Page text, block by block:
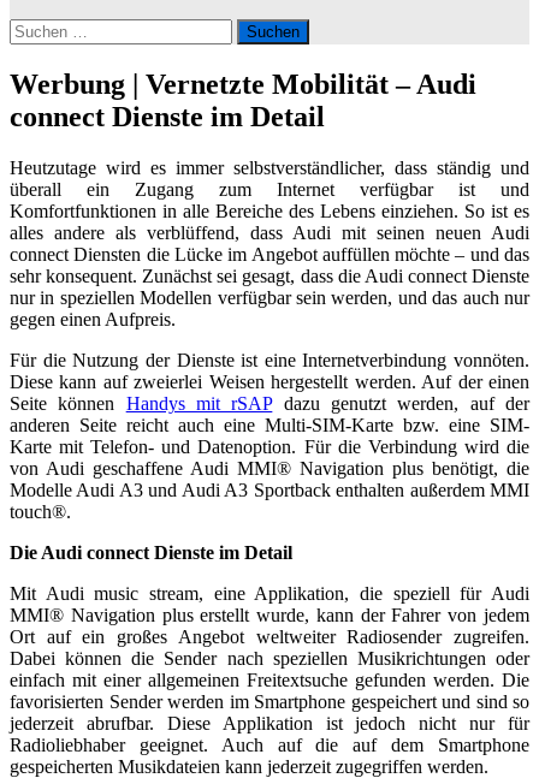
Suchen
nach:
Werbung | Vernetzte Mobilität – Audi
connect Dienste im Detail
Heutzutage wird es immer selbstverständlicher, dass ständig und
überall ein Zugang zum Internet verfügbar ist und
Komfortfunktionen in alle Bereiche des Lebens einziehen. So ist es
alles andere als verblüffend, dass Audi mit seinen neuen Audi
connect Diensten die Lücke im Angebot auffüllen möchte – und das
sehr konsequent. Zunächst sei gesagt, dass die Audi connect Dienste
nur in speziellen Modellen verfügbar sein werden, und das auch nur
gegen einen Aufpreis.
Für die Nutzung der Dienste ist eine Internetverbindung vonnöten.
Diese kann auf zweierlei Weisen hergestellt werden. Auf der einen
Seite können Handys mit rSAPdazu genutzt werden, auf der
anderen Seite reicht auch eine Multi-SIM-Karte bzw. eine SIM-
Karte mit Telefon- und Datenoption. Für die Verbindung wird die
von Audi geschaffene Audi MMI® Navigation plus benötigt, die
Modelle Audi A3 und Audi A3 Sportback enthalten außerdem MMI
touch®.
Die Audi connect Dienste im Detail
Mit Audi music stream, eine Applikation, die speziell für Audi
MMI® Navigation plus erstellt wurde, kann der Fahrer von jedem
Ort auf ein großes Angebot weltweiter Radiosender zugreifen.
Dabei können die Sender nach speziellen Musikrichtungen oder
einfach mit einer allgemeinen Freitextsuche gefunden werden. Die
favorisierten Sender werden im Smartphone gespeichert und sind so
jederzeit abrufbar. Diese Applikation ist jedoch nicht nur für
Radioliebhaber geeignet. Auch auf die auf dem Smartphone
gespeicherten Musikdateien kann jederzeit zugegriffen werden.